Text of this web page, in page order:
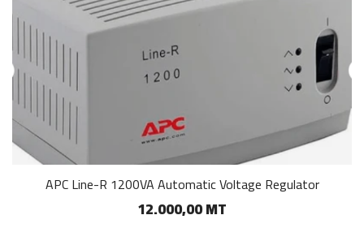
APC Line-R 1200VA Automatic Voltage Regulator
12.000,00 MT